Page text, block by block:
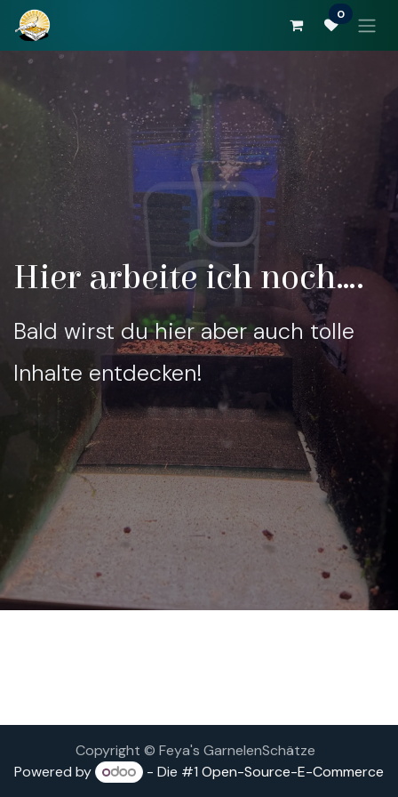
Zum Inhalt springen 0
Hier arbeite ich noch....
Bald wirst du hier aber auch tolle
Inhalte entdecken!
Copyright © Feya's GarnelenSchätze
Powered by
- Die #1Open-Source-E-Commerce